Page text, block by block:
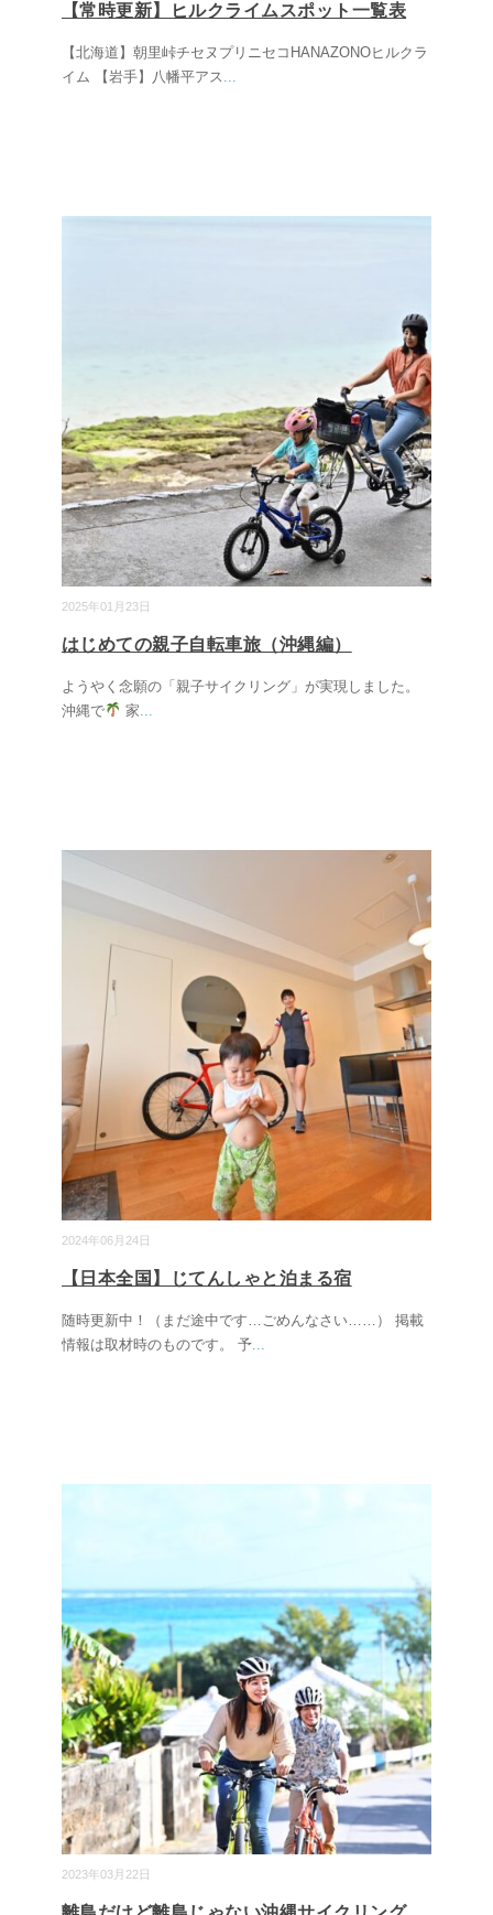
【常時更新】ヒルクライムスポット一覧表
【北海道】朝里峠チセヌプリニセコHANAZONOヒルクラ
イム 【岩手】八幡平アス ...
2025年01月23日
はじめての親子自転車旅（沖縄編）
ようやく念願の「親子サイクリング」が実現しました。
沖縄で
家...
2024年06月24日
【日本全国】じてんしゃと泊まる宿
随時更新中！（まだ途中です…ごめんなさい……） 掲載
情報は取材時のものです。 予...
2023年03月22日